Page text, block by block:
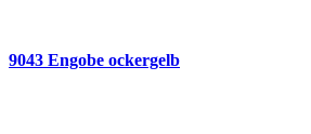
9043 Engobe ockergelb